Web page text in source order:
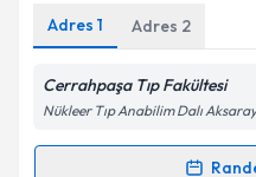
Kişisel verilerimin
Metni'ni okudum
kapsamda
Adres 1 Adres 2
Cerrahpaşa Tıp Fakültesi
Nükleer Tıp Anabilim Dalı Aksaray